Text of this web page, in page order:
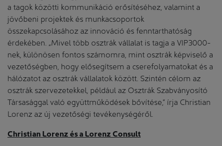
a tagok közötti kommunikáció erősítéséhez, valamint a
jövőbeni projektek és munkacsoportok
összekapcsolásához az innováció és fenntarthatóság
érdekében. „Mivel több osztrák vállalat is tagja a VIP3000-
nek, különösen fontos számomra, mint osztrák képviselő a
vezetőségben, hogy elősegítsem a cserefolyamatokat és a
hálózatot az osztrák vállalatok között. Szintén célom az
osztrák szervezetekkel, például az Osztrák Szabványosító
Társasággal való együttműködések bővítése,” írja Christian
Lorenz az új vezetőségi tevékenységéről.
Christian Lorenz és a Lorenz Consult